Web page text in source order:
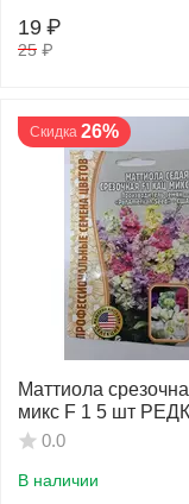
25 ₽
19 ₽
Скидка 26%
Маттиола
микс F 1 5 шт
СЕМЕНА
0.0
В наличии